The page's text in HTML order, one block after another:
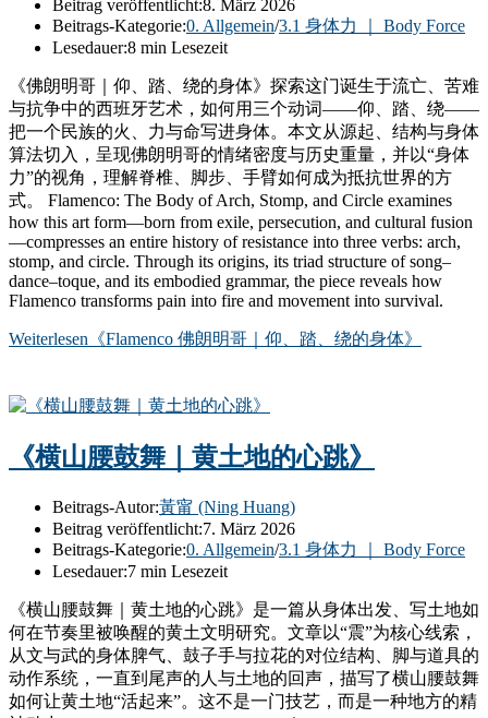
Beitrag veröffentlicht:8. März 2026
Beitrags-Kategorie:0. Allgemein/3.1 身体力 ｜ Body Force
Lesedauer:8 min Lesezeit
《佛朗明哥｜仰、踏、绕的身体》探索这门诞生于流亡、苦难
与抗争中的西班牙艺术，如何用三个动词——仰、踏、绕——
把一个民族的火、力与命写进身体。本文从源起、结构与身体
算法切入，呈现佛朗明哥的情绪密度与历史重量，并以“身体
力”的视角，理解脊椎、脚步、手臂如何成为抵抗世界的方
式。 Flamenco: The Body of Arch, Stomp, and Circle examines
how this art form—born from exile, persecution, and cultural fusion
—compresses an entire history of resistance into three verbs: arch,
stomp, and circle. Through its origins, its triad structure of song–
dance–toque, and its embodied grammar, the piece reveals how
Flamenco transforms pain into fire and movement into survival.
Weiterlesen 《Flamenco 佛朗明哥｜仰、踏、绕的身体》
《横山腰鼓舞｜黄土地的心跳》
Beitrags-Autor:黃甯 (Ning Huang)
Beitrag veröffentlicht:7. März 2026
Beitrags-Kategorie:0. Allgemein/3.1 身体力 ｜ Body Force
Lesedauer:7 min Lesezeit
《横山腰鼓舞｜黄土地的心跳》是一篇从身体出发、写土地如
何在节奏里被唤醒的黄土文明研究。文章以“震”为核心线索，
从文与武的身体脾气、鼓子手与拉花的对位结构、脚与道具的
动作系统，一直到尾声的人与土地的回声，描写了横山腰鼓舞
如何让黄土地“活起来”。这不是一门技艺，而是一种地方的精